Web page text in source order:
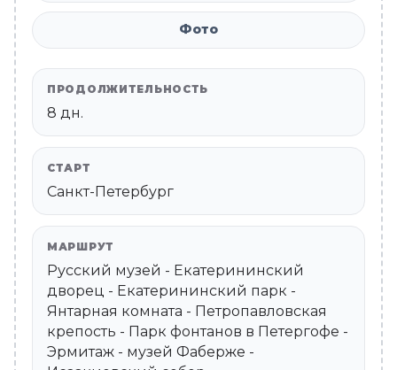
Фото
ПРОДОЛЖИТЕЛЬНОСТЬ
8 дн.
СТАРТ
Санкт-Петербург
МАРШРУТ
Русский музей - Екатерининский
дворец - Екатерининский парк -
Янтарная комната - Петропавловская
крепость - Парк фонтанов в Петергофе -
Эрмитаж - музей Фаберже -